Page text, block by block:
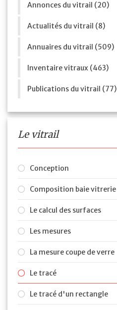
Annonces du vitrail (20)
Actualités du vitrail (8)
Annuaires du vitrail (509)
Inventaire vitraux (463)
Publications du vitrail (77)
Le vitrail
Conception
Composition baie vitrerie
Le calcul des surfaces
Les mesures
La mesure coupe de verre
Le tracé
Le tracé d'un rectangle